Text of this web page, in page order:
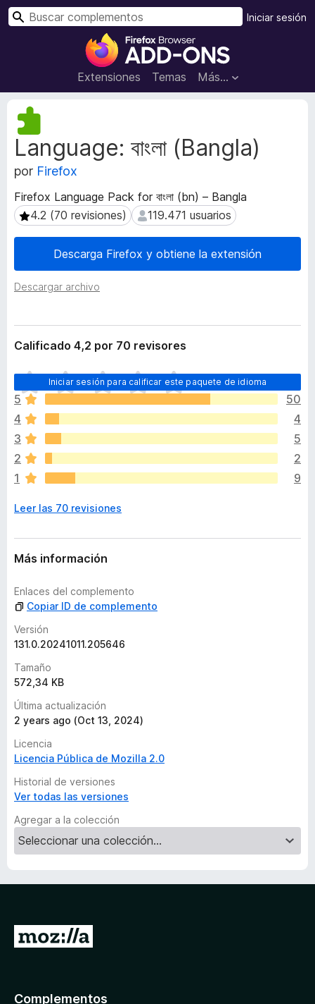
B
u
s
c
o
r
e
c
o
p
e
n
o
s
p
a
r
a
F
Extensiones Temas Más...
Iniciar sesión
B
Language: বাংলা (Bangla)
por Firefox
Firefox Language Pack for বাংলা (bn) – Bangla
4.2 (70 revisiones)
4.2 (70 revisiones) 119.471 usuarios
119.471 usuarios
Descarga Firefox y obtiene la extensión
Descargar archivo
M
e
t
a
d
t
a
e
n
i
ó
n
Calificado 4,2 por 70 revisores
Iniciar sesión para calificar este paquete de idioma
T
o
d
a
v
a
n
h
y
v
l
o
r
a
c
o
n
e
s
5
50
4
4
3
5
2
2
1
9
Leer las 70 revisiones
Más información
Enlaces del complemento
Copiar ID de complemento
Versión
131.0.20241011.205646
Tamaño
572,34 KB
Última actualización
2 years ago (Oct 13, 2024)
Licencia
Licencia Pública de Mozilla 2.0
Historial de versiones
Ver todas las versiones
Agregar a la colección
Complementos